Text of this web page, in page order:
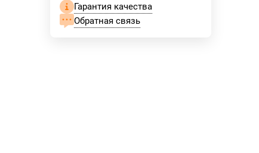
Гарантия качества
Обратная связь